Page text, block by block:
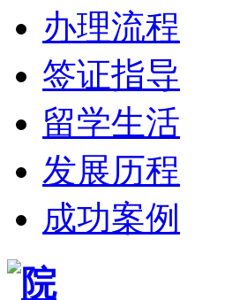
办理流程
签证指导
留学生活
发展历程
成功案例